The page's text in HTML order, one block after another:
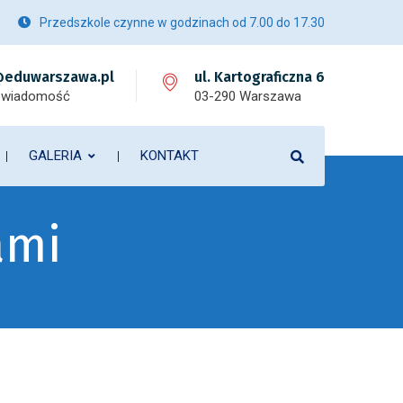
Przedszkole czynne w godzinach od 7.00 do 17.30
ul. Kartograficzna 6
03-290 Warszawa
GALERIA KONTAKT